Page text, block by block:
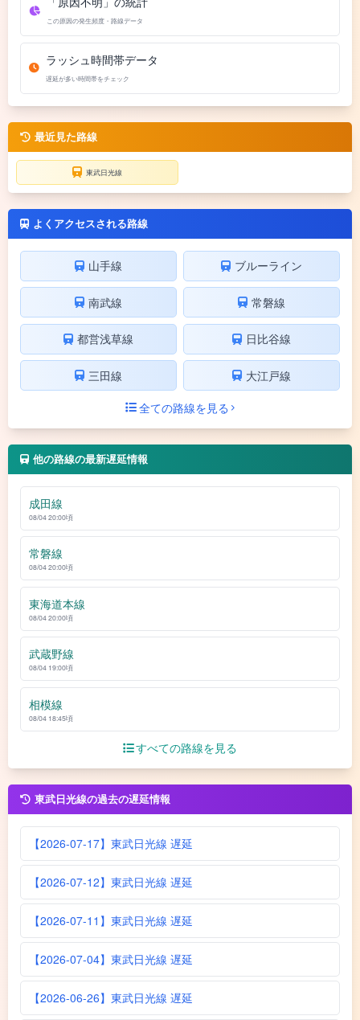
この原因の発生頻度・路線データ
ラッシュ時間帯データ
遅延が多い時間帯をチェック
最近見た路線
東武日光線
よくアクセスされる路線
山手線 ブルーライン
南武線 常磐線
都営浅草線 日比谷線
三田線
大江戸線
全ての路線を見る
他の路線の最新遅延情報
成田線
08/04 20:00頃
常磐線
08/04 20:00頃
東海道本線
08/04 20:00頃
武蔵野線
08/04 19:00頃
相模線
08/04 18:45頃
すべての路線を見る
東武日光線の過去の遅延情報
【2026-07-17】東武日光線 遅延
【2026-07-12】東武日光線 遅延
【2026-07-11】東武日光線 遅延
【2026-07-04】東武日光線 遅延
【2026-06-26】東武日光線 遅延